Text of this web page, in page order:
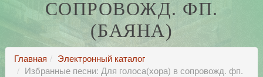
СОПРОВОЖД. ФП.
(БАЯНА)
Главная
Электронный каталог
Избранные песни: Для голоса(хора) в сопровожд. фп.